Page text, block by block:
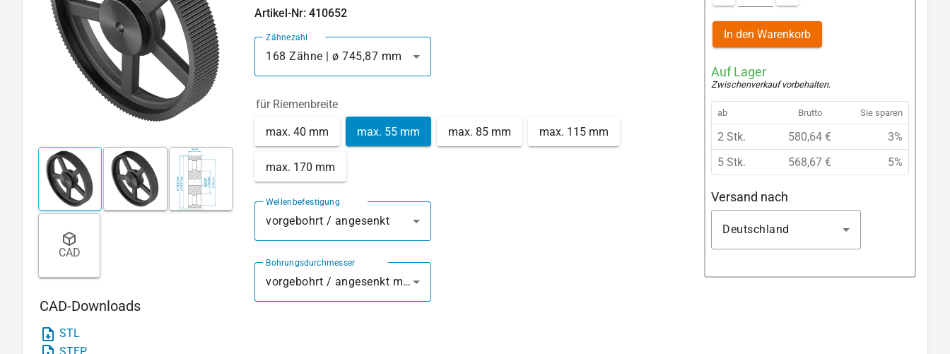
CAD
CAD-Downloads
STL
STEP
Artikel-Nr: 410652
Zähnezahl
168 Zähne | ø 745,87 mm
für Riemenbreite
max. 40 mm max. 55 mm max. 85 mm max. 115 mm
max. 170 mm
Wellenbefestigung
vorgebohrt / angesenkt
Bohrungsdurchmesser
vorgebohrt / angesenkt mm
In den Warenkorb
Auf Lager
Zwischenverkauf vorbehalten.
ab Brutto Sie sparen
2 Stk. 580,64 €
3%
5 Stk.
568,67 € 5%
Versand nach
Deutschland